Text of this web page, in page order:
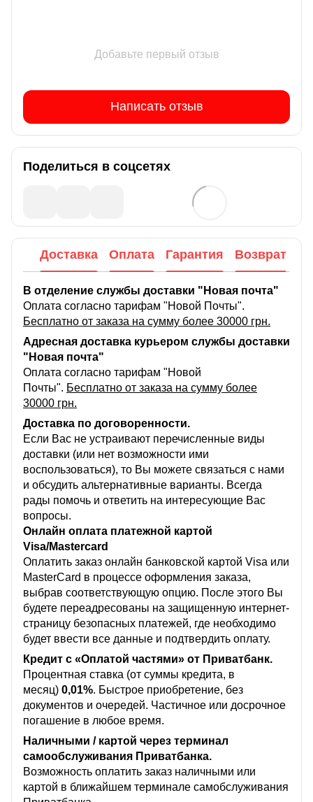
Добавьте первый отзыв
Написать отзыв
Поделиться в соцсетях
Доставка Оплата Гарантия Возврат
В отделение службы доставки "Новая почта"
Оплата согласно тарифам "Новой Почты".
Бесплатно от заказа на сумму более 30000 грн.
Адресная доставка курьером службы доставки
"Новая почта"
Оплата согласно тарифам "Новой
Почты". Бесплатно от заказа на сумму более
30000 грн.
Доставка по договоренности.
Если Вас не устраивают перечисленные виды
доставки (или нет возможности ими
воспользоваться), то Вы можете связаться с нами
и обсудить альтернативные варианты. Всегда
рады помочь и ответить на интересующие Вас
вопросы.
Онлайн оплата платежной картой
Visa/Mastercard
Оплатить заказ онлайн банковской картой Visa или
MasterCard в процессе оформления заказа,
выбрав соответствующую опцию. После этого Вы
будете переадресованы на защищенную интернет-
страницу безопасных платежей, где необходимо
будет ввести все данные и подтвердить оплату.
Кредит с «Оплатой частями» от Приватбанк.
Процентная ставка (от суммы кредита, в
месяц) 0,01%. Быстрое приобретение, без
документов и очередей. Частичное или досрочное
погашение в любое время.
Наличными / картой через терминал
самообслуживания Приватбанка.
Возможность оплатить заказ наличными или
картой в ближайшем терминале самобслуживания